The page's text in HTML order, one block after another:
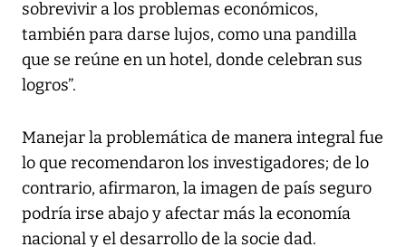
sobrevivir a los problemas económicos,
también para darse lujos, como una pandilla
que se reúne en un hotel, donde celebran sus
logros”.
Manejar la problemática de manera integral fue
lo que recomendaron los investigadores; de lo
contrario, afirmaron, la imagen de país seguro
podría irse abajo y afectar más la economía
nacional y el desarrollo de la socie dad.